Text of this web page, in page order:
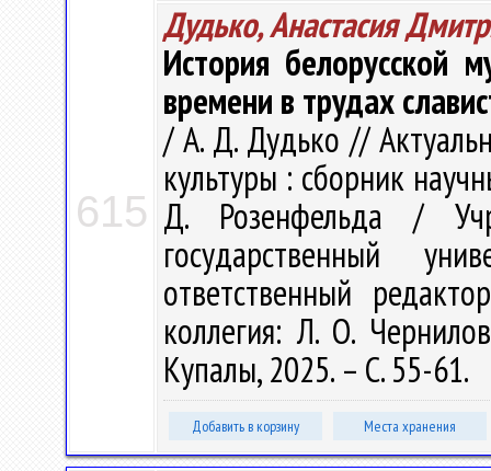
615
Дудько, Анастасия
История белорусской
времени в трудах
/ А. Д. Дудько //
культуры : сборник
Д. Розенфельда /
государственный
ответственный
коллегия: Л. О.
Купалы, 2025. – С. 55-61.
Добавить в корзину Места хранения